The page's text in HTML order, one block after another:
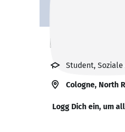
Bleona Areza
Student,
Cologne, North
Logg Dich ein, um